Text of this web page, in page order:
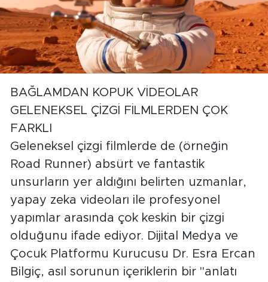
BAĞLAMDAN KOPUK VİDEOLAR
GELENEKSEL ÇİZGİ FİLMLERDEN ÇOK
FARKLI
Geleneksel çizgi filmlerde de (örneğin
Road Runner) absürt ve fantastik
unsurların yer aldığını belirten uzmanlar,
yapay zeka videoları ile profesyonel
yapımlar arasında çok keskin bir çizgi
olduğunu ifade ediyor. Dijital Medya ve
Çocuk Platformu Kurucusu Dr. Esra Ercan
Bilgiç, asıl sorunun içeriklerin bir "anlatı